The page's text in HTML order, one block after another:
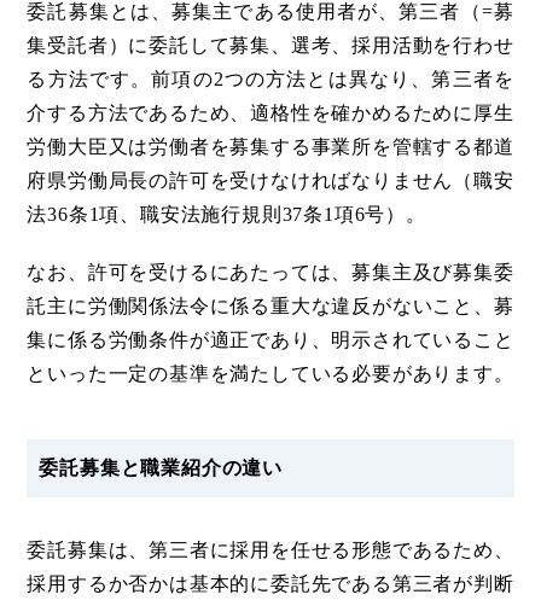
委託募集とは、募集主である使用者が、第三者（=募
集受託者）に委託して募集、選考、採用活動を行わせ
る方法です。前項の2つの方法とは異なり、第三者を
介する方法であるため、適格性を確かめるために厚生
労働大臣又は労働者を募集する事業所を管轄する都道
府県労働局長の許可を受けなければなりません（職安
法36条1項、職安法施行規則37条1項6号）。
なお、許可を受けるにあたっては、募集主及び募集委
託主に労働関係法令に係る重大な違反がないこと、募
集に係る労働条件が適正であり、明示されていること
といった一定の基準を満たしている必要があります。
委託募集と職業紹介の違い
委託募集は、第三者に採用を任せる形態であるため、
採用するか否かは基本的に委託先である第三者が判断